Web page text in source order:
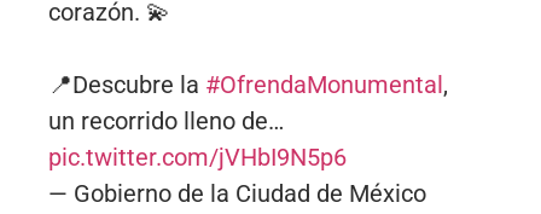
corazón. 💫
📍Descubre la #OfrendaMonumental,
un recorrido lleno de…
pic.twitter.com/jVHbI9N5p6
— Gobierno de la Ciudad de México